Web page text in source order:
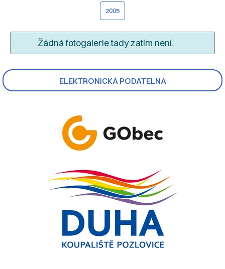
ELEKTRONICKÁ PODATELNA
2005
Žádná fotogalerie tady zatím není.